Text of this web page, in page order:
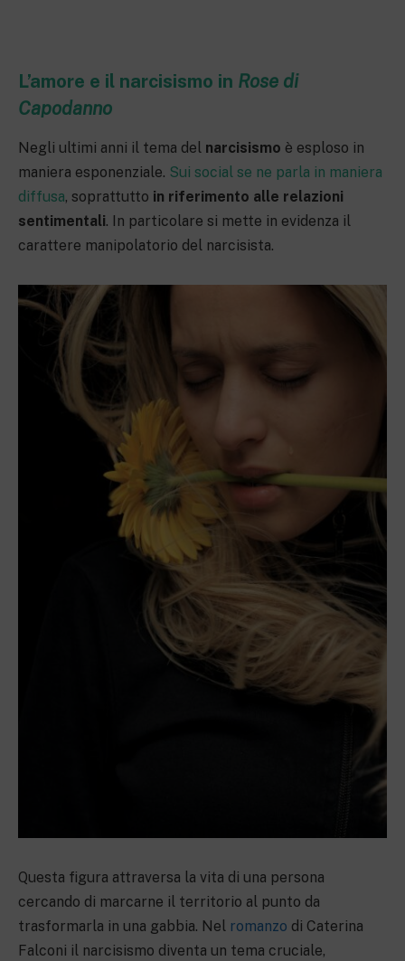
L’amore e il narcisismo in Rose di
Capodanno
Negli ultimi anni il tema del narcisismo è esploso in
maniera esponenziale. Sui social se ne parla in maniera
diffusa, soprattutto in riferimento alle relazioni
sentimentali. In particolare si mette in evidenza il
carattere manipolatorio del narcisista.
Questa figura attraversa la vita di una persona
cercando di marcarne il territorio al punto da
trasformarla in una gabbia. Nel romanzo di Caterina
Falconi il narcisismo diventa un tema cruciale,